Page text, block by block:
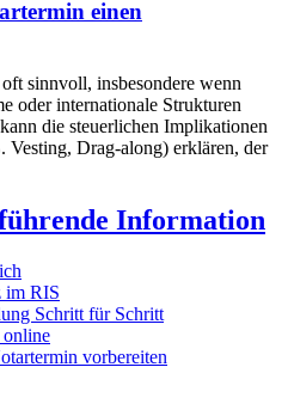
einen
sinnvoll, insbesondere wenn
oder internationale Strukturen
die steuerlichen Implikationen
Vesting, Drag-along) erklären, der
Information
im RIS
Schritt für Schritt
online
vorbereiten